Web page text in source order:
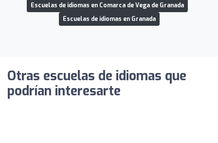
Escuelas de idiomas en Comarca de Vega de Granada
Escuelas de idiomas en Granada
Otras escuelas de idiomas que
podrían interesarte